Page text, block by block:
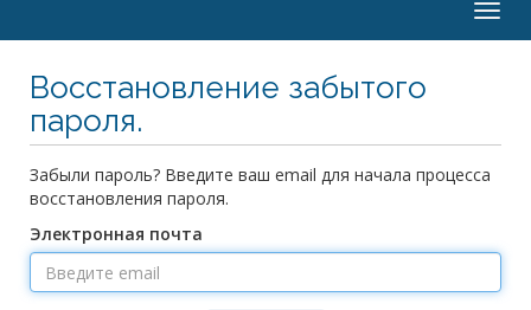
Восстановление забытого
пароля.
Забыли пароль? Введите ваш email для начала процесса
восстановления пароля.
Электронная почта